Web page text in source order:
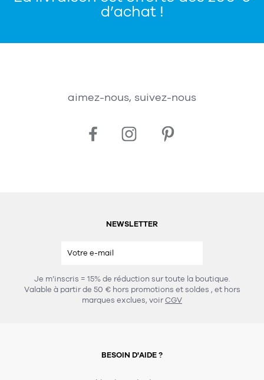
d’achat !
aimez-nous, suivez-nous
NEWSLETTER
Je m’inscris = 15% de réduction sur toute la boutique.
Valable à partir de 50 € hors promotions et soldes , et hors
marques exclues, voirCGV
BESOIN D'AIDE ?